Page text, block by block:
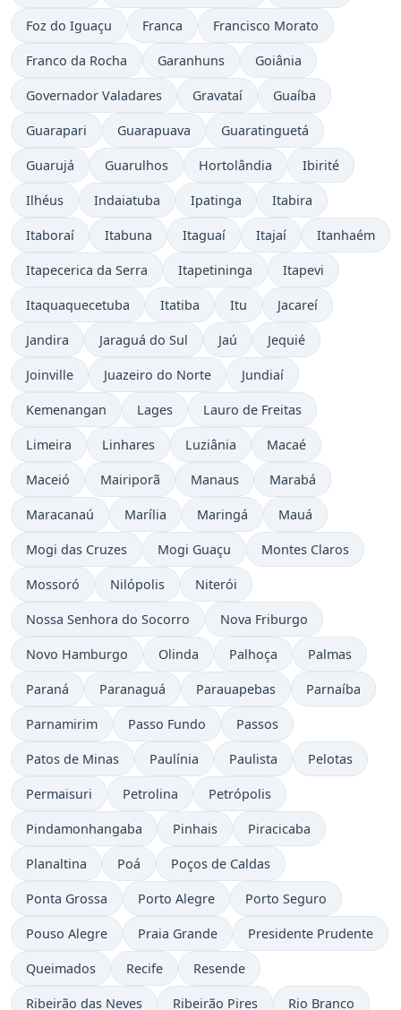
Foz do Iguaçu Franca Francisco Morato
Franco da Rocha Garanhuns Goiânia
Governador Valadares Gravataí Guaíba
Guarapari Guarapuava Guaratinguetá
Guarujá Guarulhos Hortolândia Ibirité
Ilhéus Indaiatuba Ipatinga Itabira
Itaboraí Itabuna Itaguaí Itajaí Itanhaém
Itapecerica da Serra Itapetininga Itapevi
Itaquaquecetuba Itatiba Itu Jacareí
Jandira Jaraguá do Sul Jaú Jequié
Joinville Juazeiro do Norte Jundiaí
Kemenangan Lages Lauro de Freitas
Limeira Linhares Luziânia Macaé
Maceió Mairiporã Manaus Marabá
Maracanaú Marília Maringá Mauá
Mogi das Cruzes Mogi Guaçu Montes Claros
Mossoró Nilópolis Niterói
Nossa Senhora do Socorro Nova Friburgo
Novo Hamburgo Olinda Palhoça Palmas
Paraná Paranaguá Parauapebas Parnaíba
Parnamirim Passo Fundo Passos
Patos de Minas Paulínia Paulista Pelotas
Permaisuri Petrolina Petrópolis
Pindamonhangaba Pinhais Piracicaba
Planaltina Poá Poços de Caldas
Ponta Grossa Porto Alegre Porto Seguro
Pouso Alegre Praia Grande Presidente Prudente
Queimados Recife Resende
Ribeirão das Neves Ribeirão Pires Rio Branco